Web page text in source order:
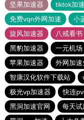
坚果加速器
tiktok加
免费vqn外网加速
小
旋风加速器
八戒看书
黑豹加速器
一元机场
苹果加速器
外网加
智康汉化软件下载站
极光vp加速器
快连
黑洞加速官网
每天试